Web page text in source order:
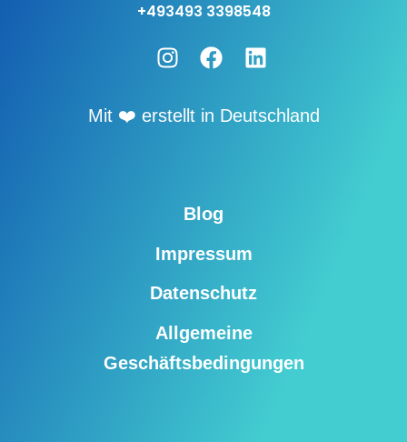
+493493 3398548
Mit ❤️ erstellt in Deutschland
Blog
Impressum
Datenschutz
Allgemeine
Geschäftsbedingungen